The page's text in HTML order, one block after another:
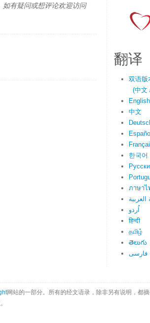
有疑问或想评论欢迎访问
翻译
双语版
(中文
English
中文
Español
한국어
ภาษาไ
العربية
اُردو
हिन्दी
தமிழ்
తెలుగు
فارسی
网站的一部分。所有的经文语录，除非另有说明，都